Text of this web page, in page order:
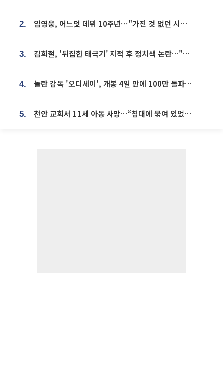
2. 임영웅, 어느덧 데뷔 10주년⋯"가진 것 없던 시절, 내 앞엔 20명의 팬뿐"
3. 김희철, '뒤집힌 태극기' 지적 후 정치색 논란…"좌우 떠나 우리나라 국기"
4. 놀란 감독 '오디세이', 개봉 4일 만에 100만 돌파⋯'왕사남' 보다 빠르다
5. 천안 교회서 11세 아동 사망…“침대에 묶여 있었다” 진술 확보